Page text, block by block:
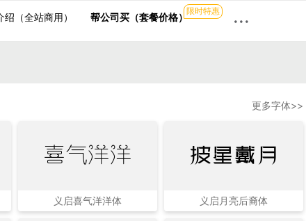
（全站商用） 帮公司买（套餐价格）限时特惠 ···
更多字体>>
喜气洋洋
义启喜气洋洋体
披星戴月
义启月亮后裔体